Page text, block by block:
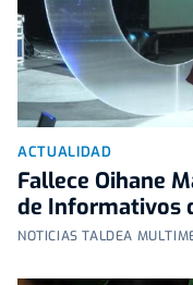
ACTUALIDAD
Fallece Oihane
de Informativos
NOTICIAS TALDEA